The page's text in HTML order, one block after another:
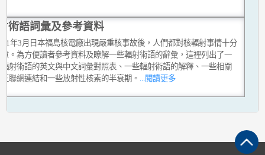
術語詞彙及參考資料
年3月日本福島核電廠出現嚴重核事故後，人們都對核輻射事情十分
。為方便讀者參考資料及瞭解一些輻射術語的辭彙，這裡列出了一
射術語的英文與中文詞彙對照表、一些輻射術語的解釋、一些相關
聯網連結和一些放射性核素的半衰期。 ...閱讀更多